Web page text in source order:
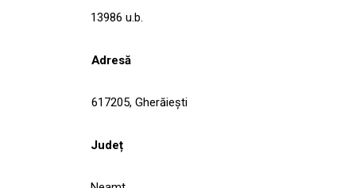
13986 u.b.
Adresă
617205, Gherăieşti
Județ